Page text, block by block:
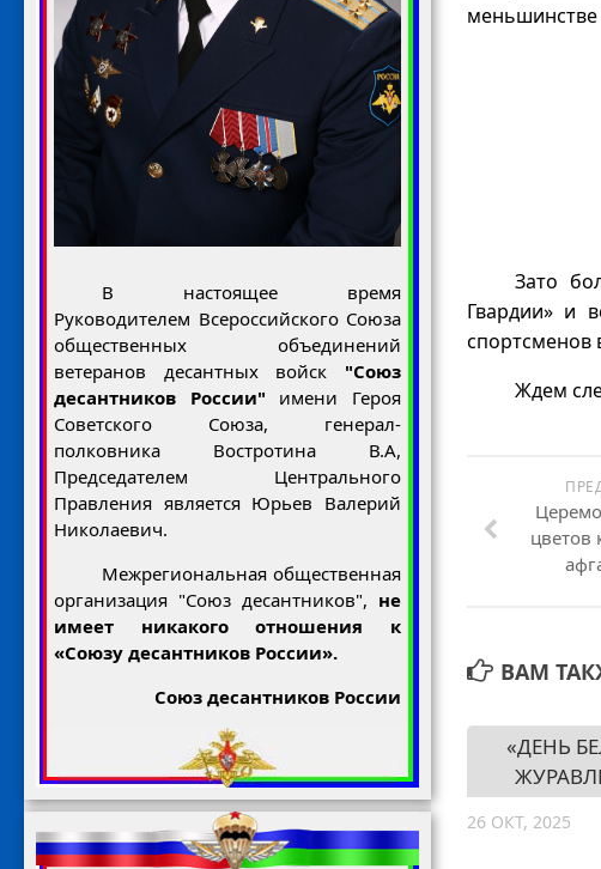
меньшинстве
Зато
Гвардии» и
спортсменов
Ждем
цветов
ВАМ
«ДЕНЬ
26 ОКТ, 2025
В настоящее время
Руководителем Всероссийского Союза
общественных объединений
ветеранов десантных войск "Союз
десантников России" имени Героя
Советского Союза, генерал-
полковника Востротина В.А,
Председателем Центрального
Правления является Юрьев Валерий
Николаевич.
Межрегиональная общественная
организация "Союз десантников", не
имеет никакого отношения к
«Союзу десантников России».
Союз десантников России